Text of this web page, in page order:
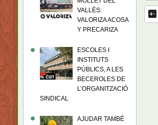
VALLÈS:
VALORIZA ACOSA
Y PRECARIZA
ESCOLES I
INSTITUTS
PÚBLICS, A LES
BECEROLES DE
L’ORGANITZACIÓ
SINDICAL
AJUDAR TAMBÉ